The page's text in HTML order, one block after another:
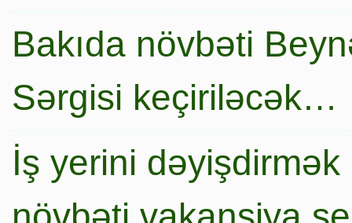
Bakıda növbəti
Sərgisi keçiriləcək…
İş yerini